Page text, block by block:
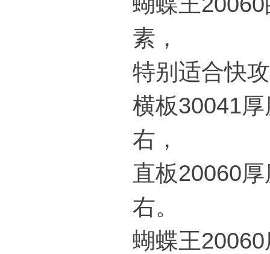
素，
特别适合快
横板30041
右，
直板20060
右。
蝴蝶王